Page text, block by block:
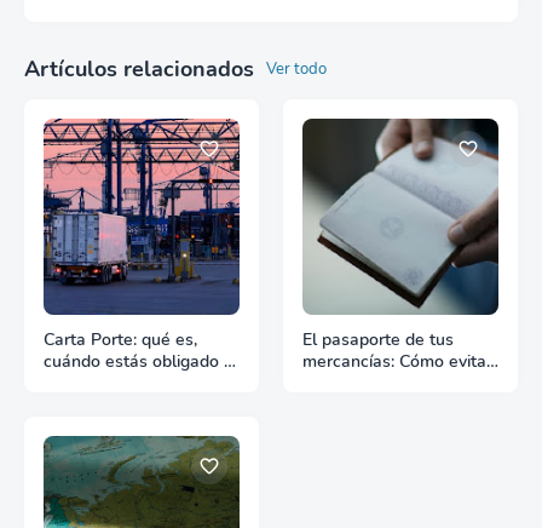
Artículos relacionados Ver todo
Carta Porte: qué es,
cuándo estás obligado y
El pasaporte de tus
mercancías: Cómo evitar